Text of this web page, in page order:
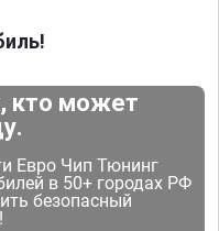
кто может
Евро Чип Тюнинг
в 50+ городах РФ
безопасный